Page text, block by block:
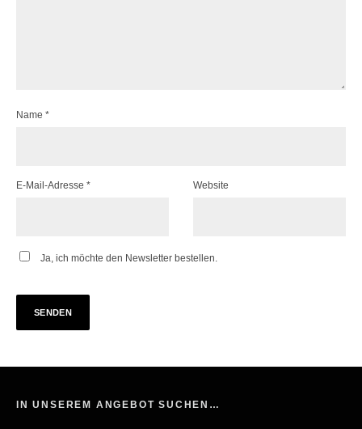
Name *
E-Mail-Adresse * Website
Ja, ich möchte den Newsletter bestellen.
IN UNSEREM ANGEBOT SUCHEN…